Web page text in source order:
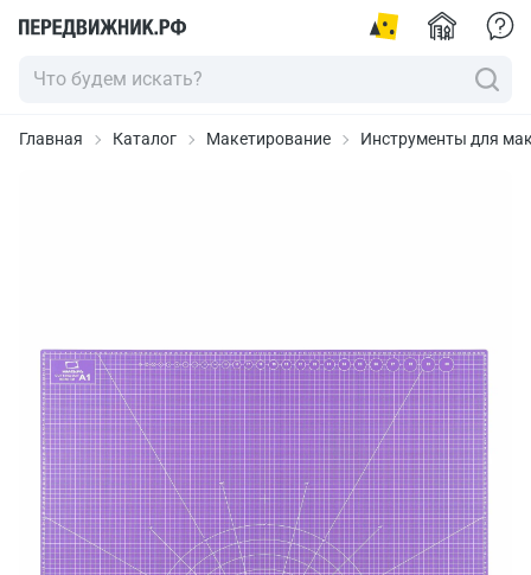
Главная Каталог Макетирование Инструменты для